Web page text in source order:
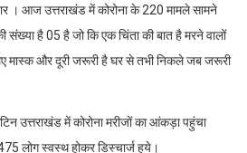
। आज उत्तराखंड में कोरोना के 220 मामले सामने
है 05 है जो कि एक चिंता की बात है मरने वालों
मास्क और दूरी जरूरी है घर से तभी निकले जब जरूरी
उत्तराखंड में कोरोना मरीजों का आंकड़ा पहुंचा
लोग स्वस्थ होकर डिस्चार्ज हुये।